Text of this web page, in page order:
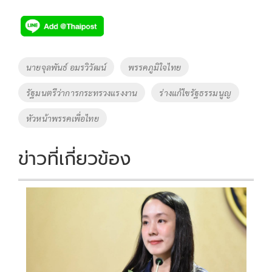
e
b
o
o
k
tt
er
p
y
Li
k
Tags
นายจุลพันธ์ อมรวิวัฒน์ พรรคภูมิใจไทย
รัฐมนตรีว่าการกระทรวงแรงงาน ร่างแก้ไขรัฐธรรมนูญ
หัวหน้าพรรคเพื่อไทย
ข่าวที่เกี่ยวข้อง